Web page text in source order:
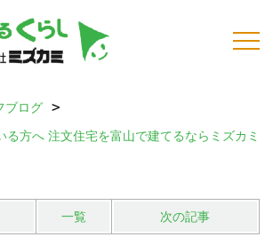
ブログ
る方へ 注文住宅を富山で建てるならミズカミ
一覧 次の記事